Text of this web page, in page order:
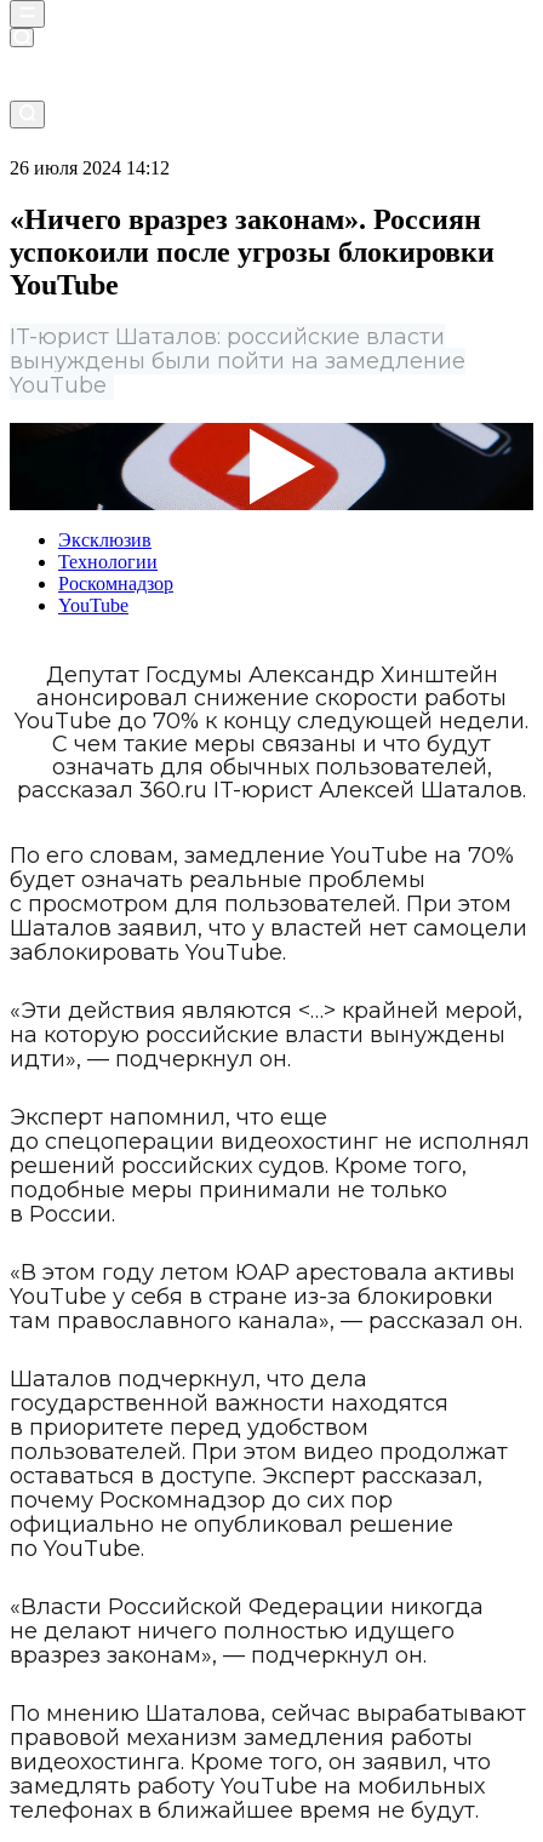
26 июля 2024 14:12
«Ничего вразрез законам». Россиян
успокоили после угрозы блокировки
YouTube
IT-юрист Шаталов: российские власти
вынуждены были пойти на замедление
YouTube
Эксклюзив
Технологии
Роскомнадзор
YouTube
Депутат Госдумы Александр Хинштейн
анонсировал снижение скорости работы
YouTube до 70% к концу следующей недели.
С чем такие меры связаны и что будут
означать для обычных пользователей,
рассказал 360.ru IT-юрист Алексей Шаталов.
По его словам, замедление YouTube на 70%
будет означать реальные проблемы
с просмотром для пользователей. При этом
Шаталов заявил, что у властей нет самоцели
заблокировать YouTube.
«Эти действия являются <…> крайней мерой,
на которую российские власти вынуждены
идти», — подчеркнул он.
Эксперт напомнил, что еще
до спецоперации видеохостинг не исполнял
решений российских судов. Кроме того,
подобные меры принимали не только
в России.
«В этом году летом ЮАР арестовала активы
YouTube у себя в стране из-за блокировки
там православного канала», — рассказал он.
Шаталов подчеркнул, что дела
государственной важности находятся
в приоритете перед удобством
пользователей. При этом видео продолжат
оставаться в доступе. Эксперт рассказал,
почему Роскомнадзор до сих пор
официально не опубликовал решение
по YouTube.
«Власти Российской Федерации никогда
не делают ничего полностью идущего
вразрез законам», — подчеркнул он.
По мнению Шаталова, сейчас вырабатывают
правовой механизм замедления работы
видеохостинга. Кроме того, он заявил, что
замедлять работу YouTube на мобильных
телефонах в ближайшее время не будут.